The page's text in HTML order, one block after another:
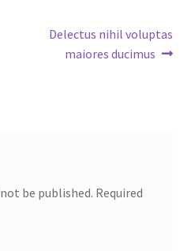
Next
post:
Delectus nihil voluptas
maiores ducimus
be published. Required